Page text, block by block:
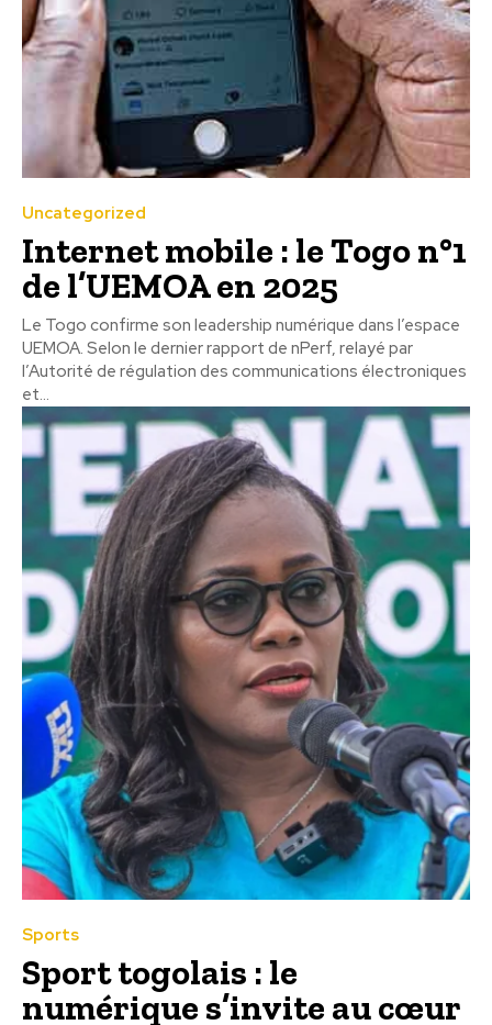
Uncategorized
Internet mobile : le Togo n°1
de l’UEMOA en 2025
Le Togo confirme son leadership numérique dans l’espace
UEMOA. Selon le dernier rapport de nPerf, relayé par
l’Autorité de régulation des communications électroniques
et...
Sports
Sport togolais : le
numérique s’invite au cœur